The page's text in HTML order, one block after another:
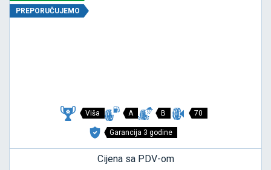
PREPORUČUJEMO
Viša A B 70
Garancija 3 godine
Cijena sa PDV-om